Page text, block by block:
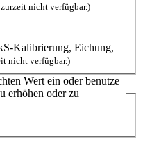
nicht verfügbar.)
Kalibrierung, Eichung,
nicht verfügbar.)
Wert ein oder benutze
erhöhen oder zu